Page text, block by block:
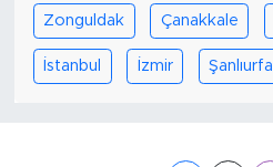
Zonguldak Çanakkale
İstanbul İzmir Şanlıurfa